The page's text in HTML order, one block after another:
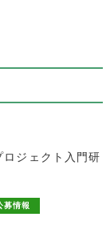
ジェクト入門研
募情報